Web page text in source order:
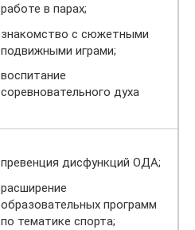
работе в парах;
знакомство с сюжетными
подвижными играми;
воспитание
соревновательного духа
превенция дисфункций ОДА;
расширение
образовательных программ
по тематике спорта;